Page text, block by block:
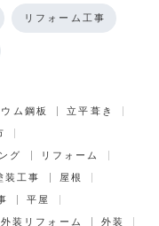
リフォーム工事
ム鋼板
立平葺き
グ
リフォーム
装工事
屋根
平屋
外装リフォーム
外装